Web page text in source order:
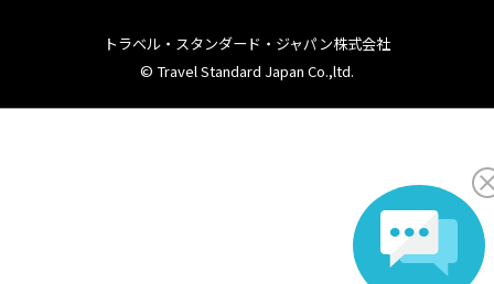
トラベル・スタンダード・ジャパン株式会社
© Travel Standard Japan Co.,ltd.